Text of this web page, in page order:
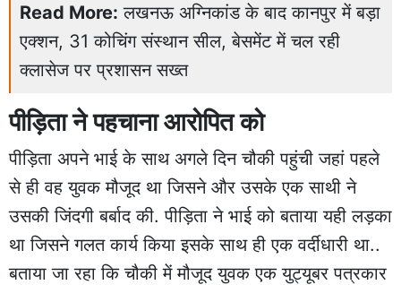
Read More: लखनऊ अग्निकांड के बाद कानपुर में बड़ा
एक्शन, 31 कोचिंग संस्थान सील, बेसमेंट में चल रही
क्लासेज पर प्रशासन सख्त
पीड़िता ने पहचाना आरोपित को
पीड़िता अपने भाई के साथ अगले दिन चौकी पहुंची जहां पहले
से ही वह युवक मौजूद था जिसने और उसके एक साथी ने
उसकी जिंदगी बर्बाद की. पीड़िता ने भाई को बताया यही लड़का
था जिसने गलत कार्य किया इसके साथ ही एक वर्दीधारी था..
बताया जा रहा कि चौकी में मौजूद युवक एक युट्यूबर पत्रकार